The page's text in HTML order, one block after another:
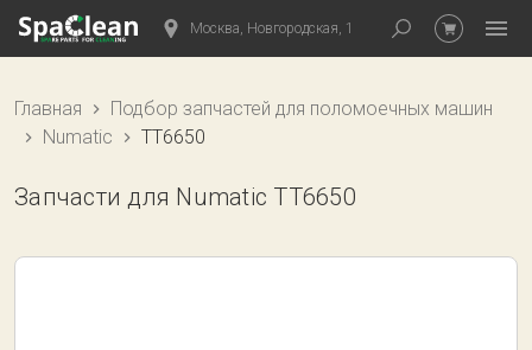
Москва, Новгородская, 1
Главная
Подбор запчастей для поломоечных машин
Numatic
TT6650
Запчасти для Numatic TT6650